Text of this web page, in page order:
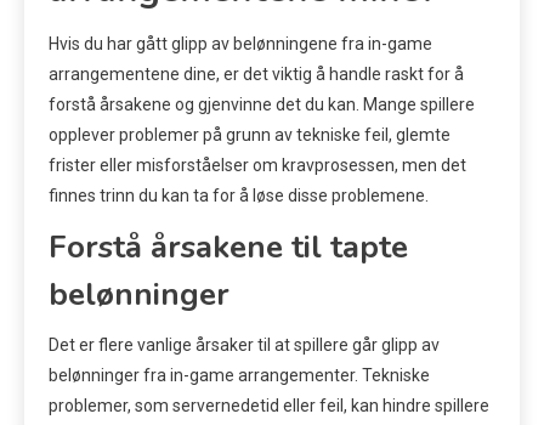
Hvis du har gått glipp av belønningene fra in-game
arrangementene dine, er det viktig å handle raskt for å
forstå årsakene og gjenvinne det du kan. Mange spillere
opplever problemer på grunn av tekniske feil, glemte
frister eller misforståelser om kravprosessen, men det
finnes trinn du kan ta for å løse disse problemene.
Forstå årsakene til tapte
belønninger
Det er flere vanlige årsaker til at spillere går glipp av
belønninger fra in-game arrangementer. Tekniske
problemer, som servernedetid eller feil, kan hindre spillere